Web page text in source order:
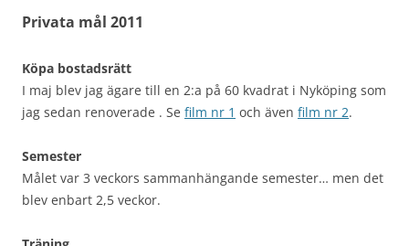
Privata mål 2011
Köpa bostadsrätt
I maj blev jag ägare till en 2:a på 60 kvadrat i Nyköping som
jag sedan renoverade . Se film nr 1 och även film nr 2.
Semester
Målet var 3 veckors sammanhängande semester… men det
blev enbart 2,5 veckor.